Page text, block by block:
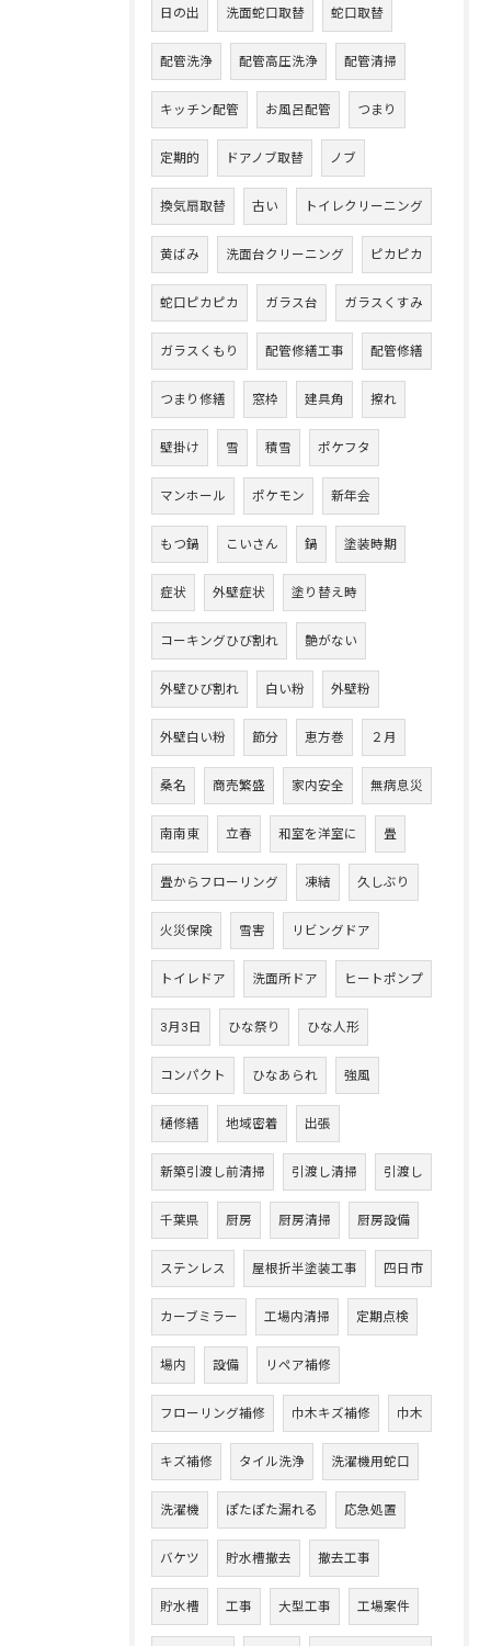
日の出 洗面蛇口取替 蛇口取替
配管洗浄 配管高圧洗浄 配管清掃
キッチン配管 お風呂配管 つまり
定期的 ドアノブ取替 ノブ
換気扇取替 古い トイレクリーニング
黄ばみ 洗面台クリーニング ピカピカ
蛇口ピカピカ ガラス台 ガラスくすみ
ガラスくもり 配管修繕工事 配管修繕
つまり修繕 窓枠 建具角 擦れ
壁掛け 雪 積雪 ポケフタ
マンホール ポケモン 新年会
もつ鍋 こいさん 鍋 塗装時期
症状 外壁症状 塗り替え時
コーキングひび割れ 艶がない
外壁ひび割れ 白い粉 外壁粉
外壁白い粉 節分 恵方巻 ２月
桑名 商売繁盛 家内安全 無病息災
南南東 立春 和室を洋室に 畳
畳からフローリング 凍結 久しぶり
火災保険 雪害 リビングドア
トイレドア 洗面所ドア ヒートポンプ
3月3日 ひな祭り ひな人形
コンパクト ひなあられ 強風
樋修繕 地域密着 出張
新築引渡し前清掃 引渡し清掃 引渡し
千葉県 厨房 厨房清掃 厨房設備
ステンレス 屋根折半塗装工事 四日市
カーブミラー 工場内清掃 定期点検
場内 設備 リペア補修
フローリング補修 巾木キズ補修 巾木
キズ補修 タイル洗浄 洗濯機用蛇口
洗濯機 ぽたぽた漏れる 応急処置
バケツ 貯水槽撤去 撤去工事
貯水槽 工事 大型工事 工場案件